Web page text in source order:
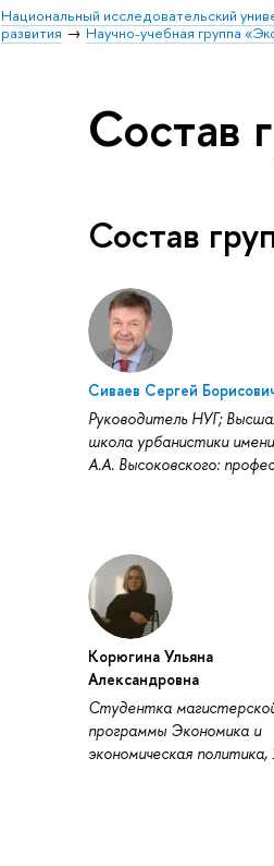
Национальный исследовательский
развития
Научно-учебная группа
Состав
Состав
Сиваев Сергей
Руководитель НУГ;
школа урбанистики имени
А.А. Высоковского:
Корюгина Ульяна
Александровна
Студентка
программы Экономика и
экономическая политика,